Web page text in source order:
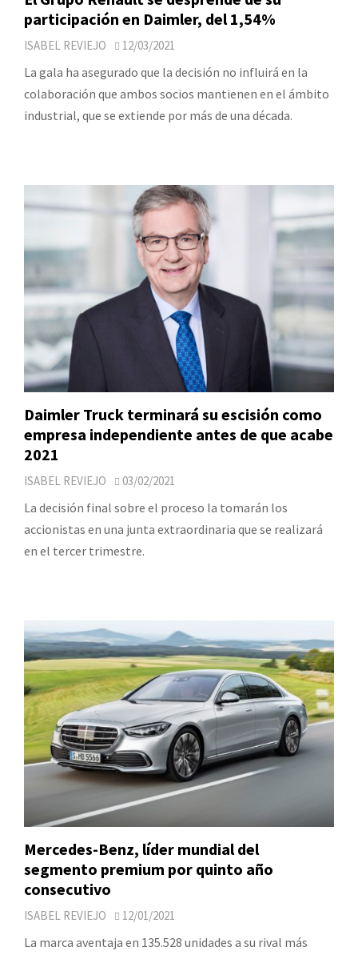
participación en Daimler, del 1,54%
ISABEL REVIEJO 12/03/2021
La gala ha asegurado que la decisión no influirá en la
colaboración que ambos socios mantienen en el ámbito
industrial, que se extiende por más de una década.
Daimler Truck terminará su escisión como
empresa independiente antes de que acabe
2021
ISABEL REVIEJO 03/02/2021
La decisión final sobre el proceso la tomarán los
accionistas en una junta extraordinaria que se realizará
en el tercer trimestre.
Mercedes-Benz, líder mundial del
segmento premium por quinto año
consecutivo
ISABEL REVIEJO 12/01/2021
La marca aventaja en 135.528 unidades a su rival más